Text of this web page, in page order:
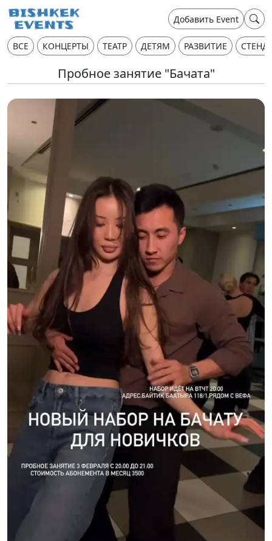
Добавить Event
ВСЕ КОНЦЕРТЫ ТЕАТР ДЕТЯМ РАЗВИТИЕ
Пробное занятие "Бачата"